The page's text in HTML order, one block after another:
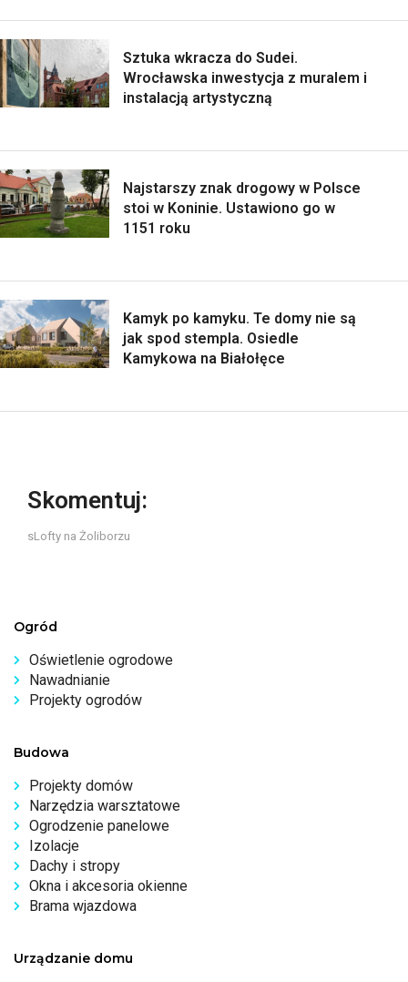
Sztuka wkracza do Sudei.
Wrocławska inwestycja z muralem i
instalacją artystyczną
Najstarszy znak drogowy w Polsce
stoi w Koninie. Ustawiono go w
1151 roku
Kamyk po kamyku. Te domy nie są
jak spod stempla. Osiedle
Kamykowa na Białołęce
Skomentuj:
sLofty na Żoliborzu
Ogród
Oświetlenie ogrodowe
Nawadnianie
Projekty ogrodów
Budowa
Projekty domów
Narzędzia warsztatowe
Ogrodzenie panelowe
Izolacje
Dachy i stropy
Okna i akcesoria okienne
Brama wjazdowa
Urządzanie domu